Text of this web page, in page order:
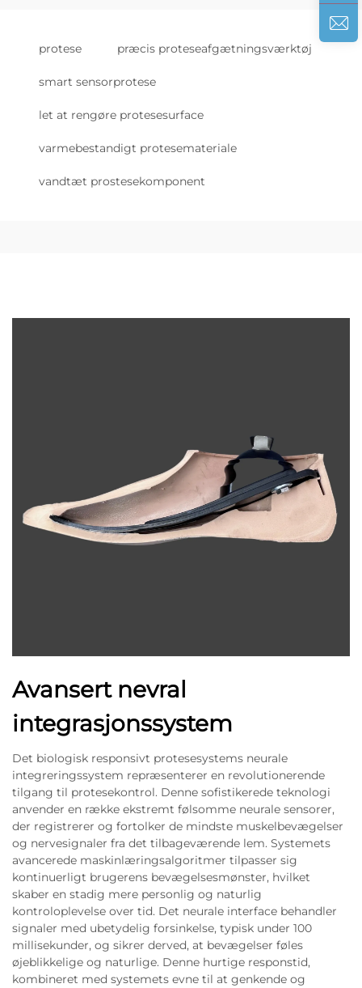
protese præcis proteseafgætningsværktøj
smart sensorprotese
let at rengøre protesesurface
varmebestandigt protesemateriale
vandtæt prostesekomponent
Avansert nevral
integrasjonssystem
Det biologisk responsivt protesesystems neurale
integreringssystem repræsenterer en revolutionerende
tilgang til protesekontrol. Denne sofistikerede teknologi
anvender en række ekstremt følsomme neurale sensorer,
der registrerer og fortolker de mindste muskelbevægelser
og nervesignaler fra det tilbageværende lem. Systemets
avancerede maskinlæringsalgoritmer tilpasser sig
kontinuerligt brugerens bevægelsesmønster, hvilket
skaber en stadig mere personlig og naturlig
kontroloplevelse over tid. Det neurale interface behandler
signaler med ubetydelig forsinkelse, typisk under 100
millisekunder, og sikrer derved, at bevægelser føles
øjeblikkelige og naturlige. Denne hurtige responstid,
kombineret med systemets evne til at genkende og